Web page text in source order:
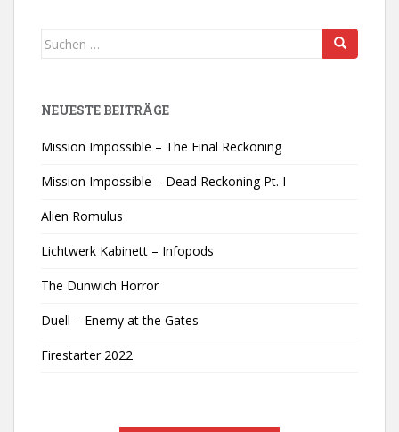
Suchen
NEUESTE BEITRÄGE
Mission Impossible – The Final Reckoning
Mission Impossible – Dead Reckoning Pt. I
Alien Romulus
Lichtwerk Kabinett – Infopods
The Dunwich Horror
Duell – Enemy at the Gates
Firestarter 2022